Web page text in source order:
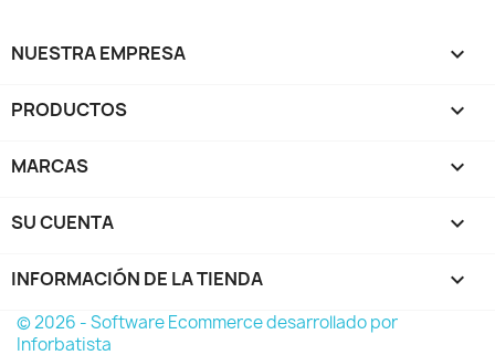
NUESTRA EMPRESA 
PRODUCTOS 
MARCAS 
SU CUENTA 
INFORMACIÓN DE LA TIENDA keyboard_arrow_down
© 2026 - Software Ecommerce desarrollado por
Inforbatista